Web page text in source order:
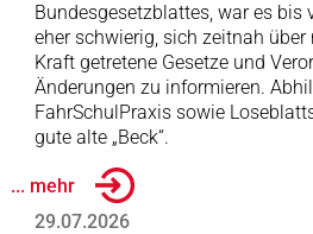
Bundesgesetzblattes, war es bis
eher schwierig, sich zeitnah über
Kraft getretene Gesetze und
Änderungen zu informieren.
FahrSchulPraxis sowie
gute alte „Beck“.
... mehr
29.07.2026